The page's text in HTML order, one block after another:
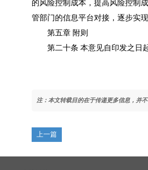
的风险控制成本，提高风险控制
管部门的信息平台对接，逐步实现
第五章 附则
第二十条 本意见自印发之日起
注：本文转载目的在于传递更多信息，并
上一篇